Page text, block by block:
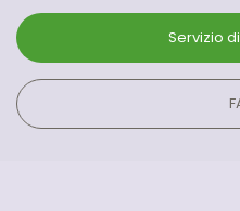
Servizio